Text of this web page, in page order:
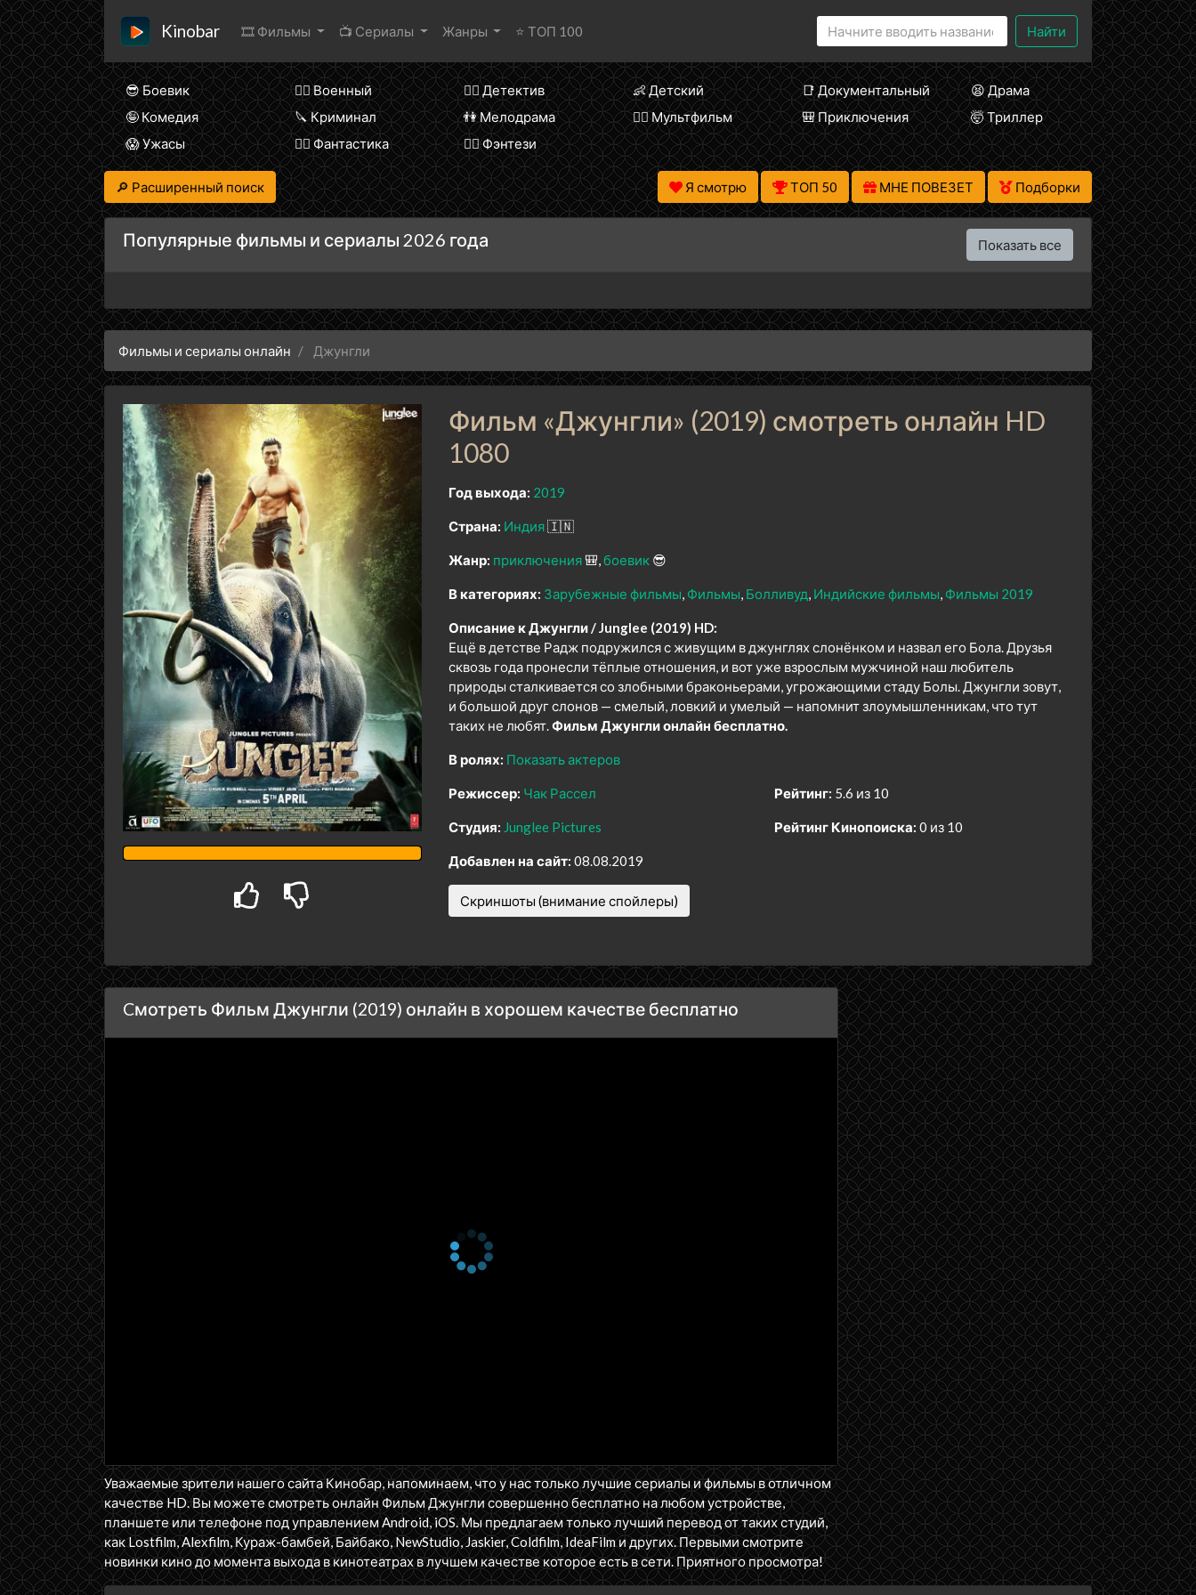
Kinobar 🎞 Фильмы 📺 Сериалы Жанры ⭐ ТОП 100 Найти
😎 Боевик 👨‍✈️ Военный 🕵️‍♂️ Детектив 👶 Детский 📑 Документальный
😫 Драма
🤪 Комедия
🔪 Криминал 👫 Мелодрама 🧚‍♀️ Мультфильм 🎒 Приключения
🤯 Триллер
😱 Ужасы
🧙‍♀️ Фантастика 🧝‍♂️ Фэнтези
🔎 Расширенный поиск Я смотрю ТОП 50 МНЕ ПОВЕЗЕТ Подборки
Популярные фильмы и сериалы 2026 года Показать все
Фильмы и сериалы онлайн Джунгли
Фильм «Джунгли» (2019) смотреть онлайн HD
1080
Год выхода: 2019
Страна: Индия🇮🇳
Жанр: приключения 🎒 боевик 😎
В категориях: Зарубежные фильмы Фильмы Болливуд Индийские фильмы Фильмы 2019
Описание к Джунгли / Junglee (2019) HD:
Ещё в детстве Радж подружился с живущим в джунглях слонёнком и назвал его Бола. Друзья
сквозь года пронесли тёплые отношения, и вот уже взрослым мужчиной наш любитель
природы сталкивается со злобными браконьерами, угрожающими стаду Болы. Джунгли зовут,
и большой друг слонов — смелый, ловкий и умелый — напомнит злоумышленникам, что тут
таких не любят.Фильм Джунгли онлайн бесплатно.
В ролях: Показать актеров
Режиссер: Чак Рассел
Студия: Junglee Pictures
Рейтинг: 5.6 из 10
Рейтинг Кинопоиска: 0 из 10
Добавлен на сайт: 08.08.2019
Скриншоты (внимание спойлеры)
Cмотреть Фильм Джунгли (2019) онлайн в хорошем качестве бесплатно
Уважаемые зрители нашего сайта Кинобар, напоминаем, что у нас только лучшие сериалы и фильмы в отличном
качестве HD. Вы можете смотреть онлайн Фильм Джунгли совершенно бесплатно на любом устройстве,
планшете или телефоне под управлением Android, iOS. Мы предлагаем только лучший перевод от таких студий,
как Lostfilm, Alexfilm, Кураж-бамбей, Байбако, NewStudio, Jaskier, Coldfilm, IdeaFilm и других. Первыми смотрите
новинки кино до момента выхода в кинотеатрах в лучшем качестве которое есть в сети. Приятного просмотра!